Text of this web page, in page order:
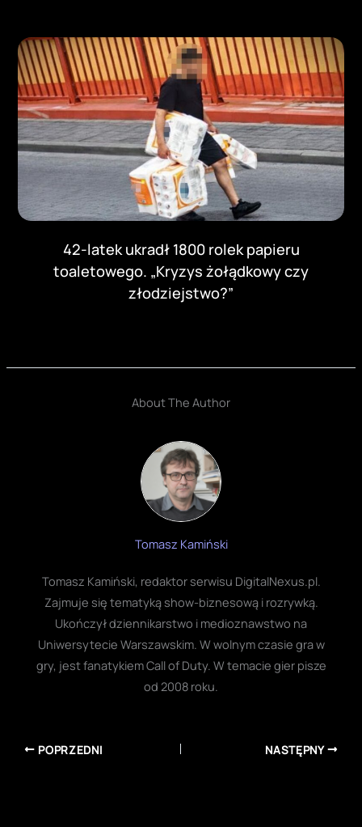
42-latek ukradł 1800 rolek papieru
toaletowego. „Kryzys żołądkowy czy
złodziejstwo?”
About The Author
Tomasz Kamiński
Tomasz Kamiński, redaktor serwisu DigitalNexus.pl.
Zajmuje się tematyką show-biznesową i rozrywką.
Ukończył dziennikarstwo i medioznawstwo na
Uniwersytecie Warszawskim. W wolnym czasie gra w
gry, jest fanatykiem Call of Duty. W temacie gier pisze
od 2008 roku.
POPRZEDNI NASTĘPNY